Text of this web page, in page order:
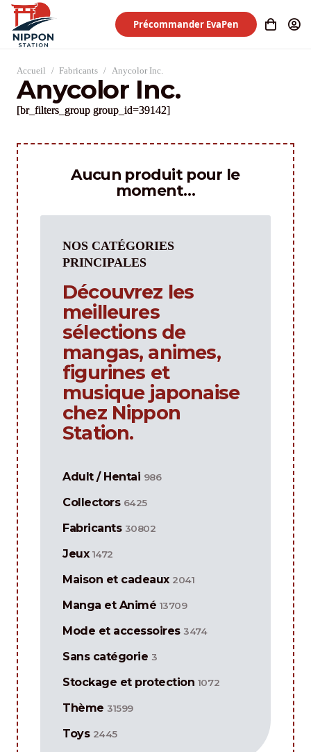
Précommander EvaPen
Accueil / Fabricants / Anycolor Inc.
Anycolor Inc.
[br_filters_group group_id=39142]
Aucun produit pour le
moment…
NOS CATÉGORIES
PRINCIPALES
Découvrez les
meilleures
sélections de
mangas, animes,
figurines et
musique japonaise
chez Nippon
Station.
Adult / Hentai 986
Collectors 6425
Fabricants 30802
Jeux 1472
Maison et cadeaux 2041
Manga et Animé 13709
Mode et accessoires 3474
Sans catégorie 3
Stockage et protection 1072
Thème 31599
Toys 2445